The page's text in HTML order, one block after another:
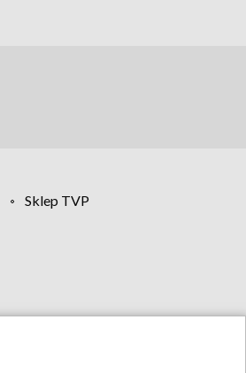
Sklep TVP